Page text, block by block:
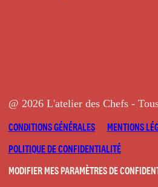
@ 2026 L'atelier des Chefs -
CONDITIONS GÉNÉRALES
MENTIONS
POLITIQUE DE CONFIDENTIALITÉ
MODIFIER MES PARAMÈTRES DE